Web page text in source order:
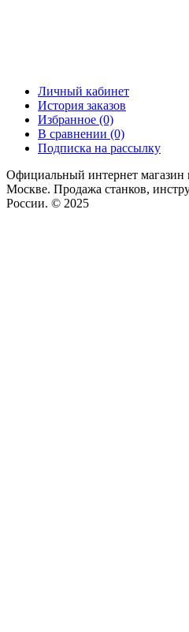
Личный кабинет
История заказов
Избранное (0)
В сравнении (0)
Подписка на рассылку
Официальный интернет
Москве. Продажа станков,
России. © 2025